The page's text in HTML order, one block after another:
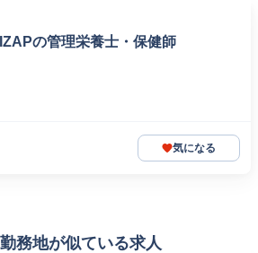
の管理栄養士・保健師
気になる
務地が似ている求人